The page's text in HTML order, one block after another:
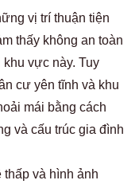
vị trí thuận tiện
thấy không an toàn
vực này. Tuy
cư yên tĩnh và khu
mái bằng cách
và cấu trúc gia đình
và hình ảnh